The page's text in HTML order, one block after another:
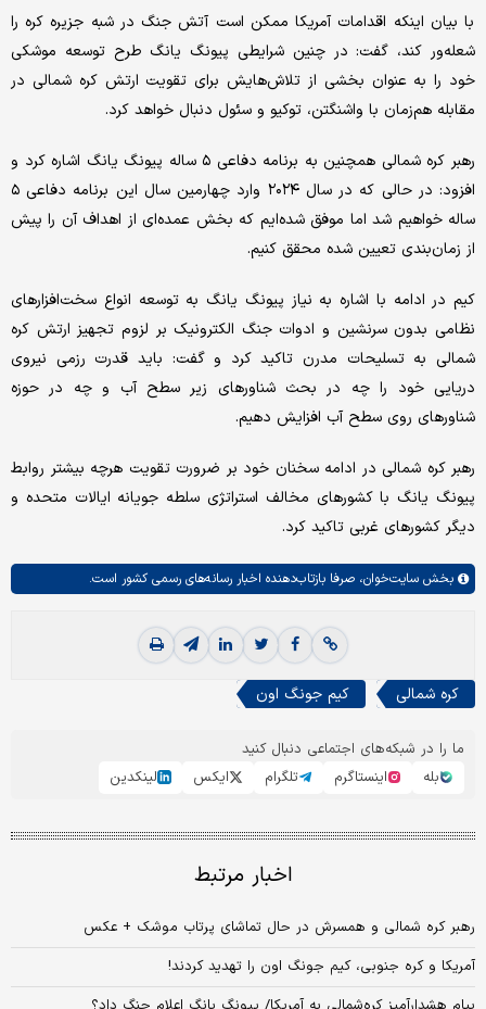
با بیان اینکه اقدامات آمریکا ممکن است آتش جنگ در شبه جزیره کره را
شعله‌ور کند، گفت: در چنین شرایطی پیونگ یانگ طرح توسعه موشکی
خود را به عنوان بخشی از تلاش‌هایش برای تقویت ارتش کره شمالی در
مقابله هم‌زمان با واشنگتن، توکیو و سئول دنبال خواهد کرد.
رهبر کره شمالی همچنین به برنامه دفاعی ۵ ساله پیونگ یانگ اشاره کرد و
افزود: در حالی که در سال ۲۰۲۴ وارد چهارمین سال این برنامه دفاعی ۵
ساله خواهیم شد اما موفق شده‌ایم که بخش عمده‌ای از اهداف آن را پیش
از زمان‌بندی تعیین شده محقق کنیم.
کیم در ادامه با اشاره به نیاز پیونگ یانگ به توسعه انواع سخت‌افزارهای
نظامی بدون سرنشین و ادوات جنگ الکترونیک بر لزوم تجهیز ارتش کره
شمالی به تسلیحات مدرن تاکید کرد و گفت: باید قدرت رزمی نیروی
دریایی خود را چه در بحث شناورهای زیر سطح آب و چه در حوزه
شناورهای روی سطح آب افزایش دهیم.
رهبر کره شمالی در ادامه سخنان خود بر ضرورت تقویت هرچه بیشتر روابط
پیونگ یانگ با کشورهای مخالف استراتژی سلطه جویانه ایالات متحده و
دیگر کشورهای غربی تاکید کرد.
بخش سایت‌خوان، صرفا بازتاب‌دهنده اخبار رسانه‌های رسمی کشور است.
کره شمالی کیم جونگ اون
ما را در شبکه‌های اجتماعی دنبال کنید
بله
اینستاگرم تلگرام ایکس لینکدین
اخبار مرتبط
رهبر کره شمالی و همسرش در حال تماشای پرتاب موشک + عکس
آمریکا و کره جنوبی، کیم جونگ اون را تهدید کردند!